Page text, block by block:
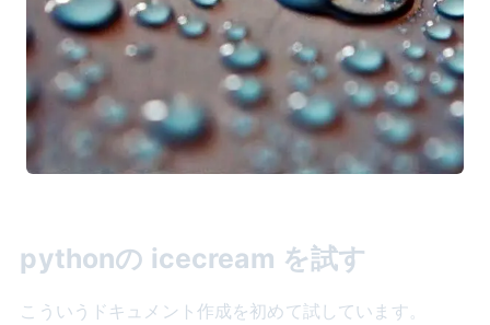
pythonの icecream を試す
こういうドキュメント作成を初めて試しています。